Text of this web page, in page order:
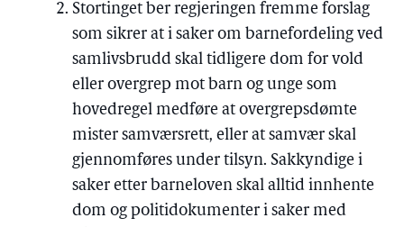
Stortinget ber regjeringen fremme forslag
som sikrer at i saker om barnefordeling ved
samlivsbrudd skal tidligere dom for vold
eller overgrep mot barn og unge som
hovedregel medføre at overgrepsdømte
mister samværsrett, eller at samvær skal
gjennomføres under tilsyn. Sakkyndige i
saker etter barneloven skal alltid innhente
dom og politidokumenter i saker med